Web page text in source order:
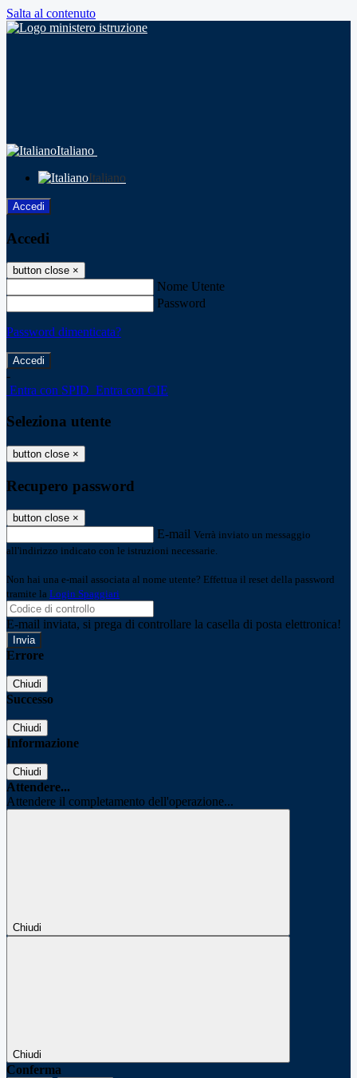
Salta al contenuto
Italiano
Italiano
Accedi
Accedi
button close ×
Nome Utente
Password
Password dimenticata?
-
Entra con SPID Entra con CIE
Seleziona utente
button close ×
Recupero password
button close ×
E-mail Verrà inviato un messaggio
all'indirizzo indicato con le istruzioni necessarie.
Non hai una e-mail associata al nome utente? Effettua il reset della password
tramite la Login Spaggiari
E-mail inviata, si prega di controllare la casella di posta elettronica!
Errore
Chiudi
Successo
Chiudi
Informazione
Chiudi
Attendere...
Attendere il completamento dell'operazione...
Chiudi
Chiudi
Conferma